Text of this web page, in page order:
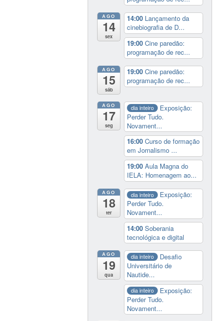
AGO
14
sex
14:00 Lançamento da
cinebiografia de D...
19:00Cine paredão:
programação de rec...
AGO
15
sáb
19:00Cine paredão:
programação de rec...
AGO
17
seg
dia inteiro
Exposição:
Perder Tudo.
Novament...
16:00Curso de formação
em Jornalismo ...
19:00Aula Magna do
IELA: Homenagem ao...
AGO
18
ter
dia inteiro
Exposição:
Perder Tudo.
Novament...
14:00Soberania
tecnológica e digital
AGO
19
qua
dia inteiro
Desafio
Universitário de
Nautide...
dia inteiro
Exposição:
Perder Tudo.
Novament...